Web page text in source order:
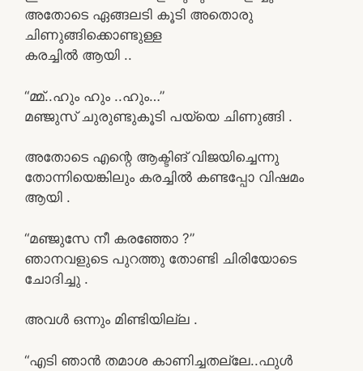
അതോടെ ഏങ്ങലടി കൂടി അതൊരു
ചിണുങ്ങിക്കൊണ്ടുള്ള
കരച്ചിൽ ആയി ..
“മ്മ്..ഹും ഹും ..ഹും…”
മഞ്ജുസ് ചുരുണ്ടുകൂടി പയ്യെ ചിണുങ്ങി .
അതോടെ എന്റെ ആക്ടിങ് വിജയിച്ചെന്നു
തോന്നിയെങ്കിലും കരച്ചിൽ കണ്ടപ്പോ വിഷമം
ആയി .
“മഞ്ജുസേ നീ കരഞ്ഞോ ?”
ഞാനവളുടെ പുറത്തു തോണ്ടി ചിരിയോടെ
ചോദിച്ചു .
അവൾ ഒന്നും മിണ്ടിയില്ല .
“എടി ഞാൻ തമാശ കാണിച്ചതല്ലേ..ഫുൾ